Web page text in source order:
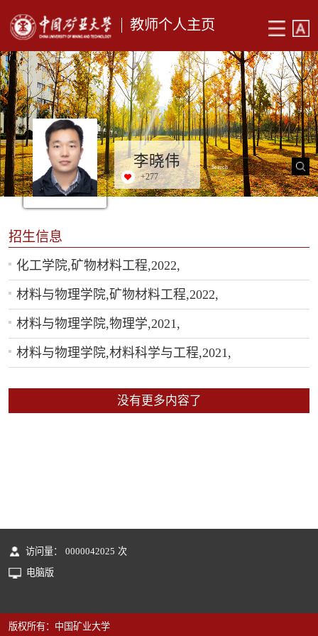
教师个人主页
李晓伟
+277
招生信息
化工学院,矿物材料工程,2022,
材料与物理学院,矿物材料工程,2022,
材料与物理学院,物理学,2021,
材料与物理学院,材料科学与工程,2021,
没有更多内容了
访问量： 0000042025 次
电脑版
版权所有：中国矿业大学